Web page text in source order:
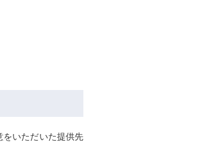
をいただいた提供先